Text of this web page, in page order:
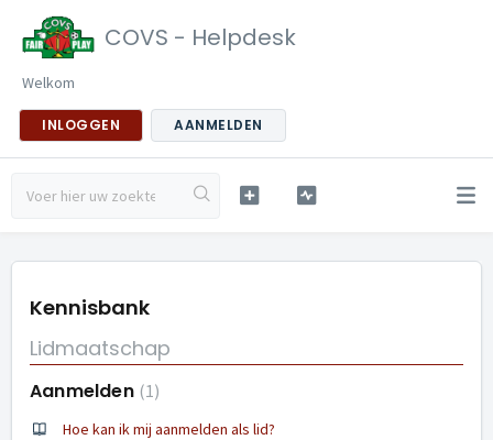
COVS - Helpdesk
Welkom
INLOGGEN AANMELDEN
Kennisbank
Lidmaatschap
Aanmelden 1
Hoe kan ik mij aanmelden als lid?